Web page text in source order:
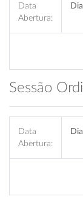
Data
Abertura:
Sessão
Data
Abertura: